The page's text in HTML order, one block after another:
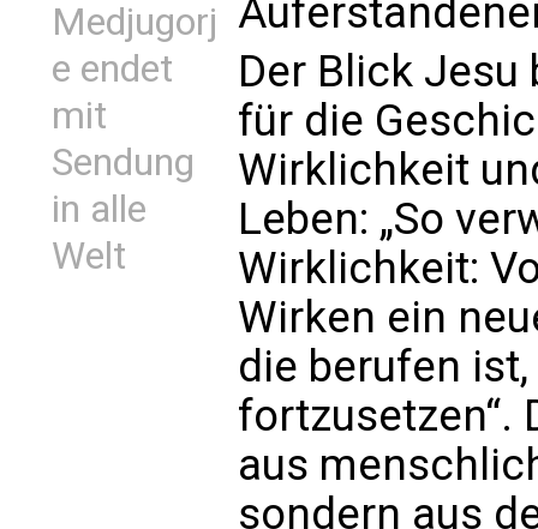
Medjugorj
e endet
mit
Sendung
in alle
Welt
Der Blick
für die
Wirklichkeit
Leben: „So
Wirklichkeit:
Wirken ein
die berufen
fortzusetzen“.
aus
sondern aus